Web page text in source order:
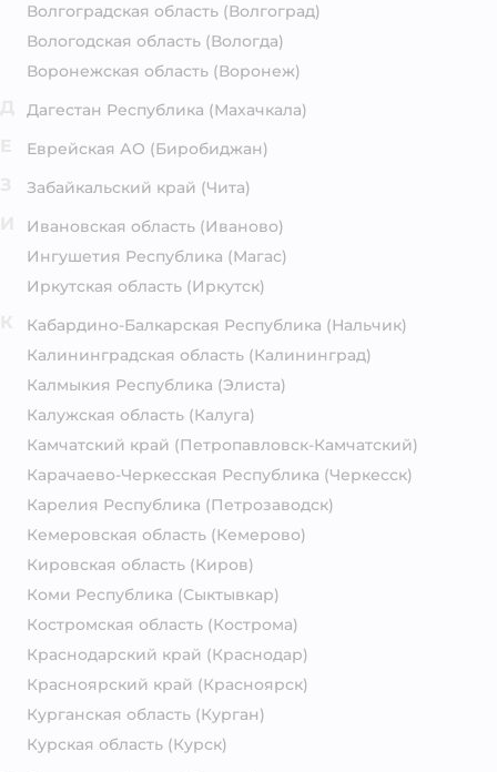
Волгоградская область (Волгоград)
Вологодская область (Вологда)
Воронежская область (Воронеж)
Дагестан Республика (Махачкала)
Еврейская АО (Биробиджан)
Забайкальский край (Чита)
Ивановская область (Иваново)
Ингушетия Республика (Магас)
Иркутская область (Иркутск)
Кабардино-Балкарская Республика (Нальчик)
Калининградская область (Калининград)
Калмыкия Республика (Элиста)
Калужская область (Калуга)
Камчатский край (Петропавловск-Камчатский)
Карачаево-Черкесская Республика (Черкесск)
Карелия Республика (Петрозаводск)
Кемеровская область (Кемерово)
Кировская область (Киров)
Коми Республика (Сыктывкар)
Костромская область (Кострома)
Краснодарский край (Краснодар)
Красноярский край (Красноярск)
Курганская область (Курган)
Курская область (Курск)